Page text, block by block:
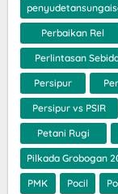
Perbaikan Rel
Perlintasan
Persipur
Persipur vs PSIR
Petani Rugi
Pilkada Grobogan
PMK Pocil